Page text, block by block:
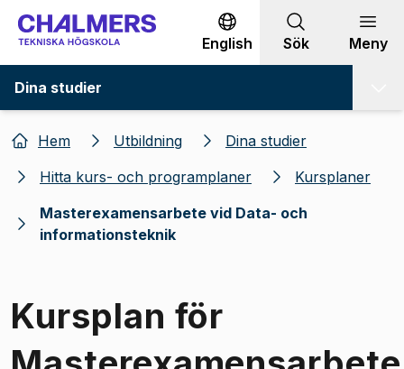
Gå till innehållet
English Sök Meny
Dina studier
Hem Utbildning
Dina studier
Hitta kurs- och programplaner
Kursplaner
Masterexamensarbete vid Data- och
informationsteknik
Kursplan för